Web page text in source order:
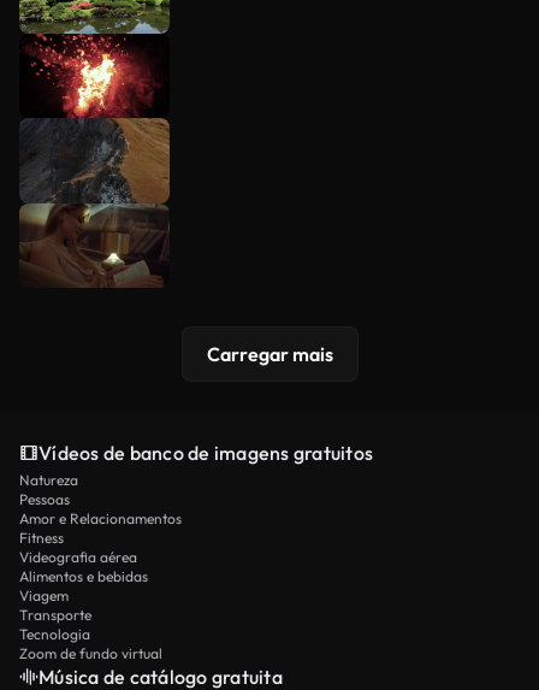
Carregar mais
Vídeos de banco de imagens gratuitos
Natureza
Pessoas
Amor e Relacionamentos
Fitness
Videografia aérea
Alimentos e bebidas
Viagem
Transporte
Tecnologia
Zoom de fundo virtual
Música de catálogo gratuita